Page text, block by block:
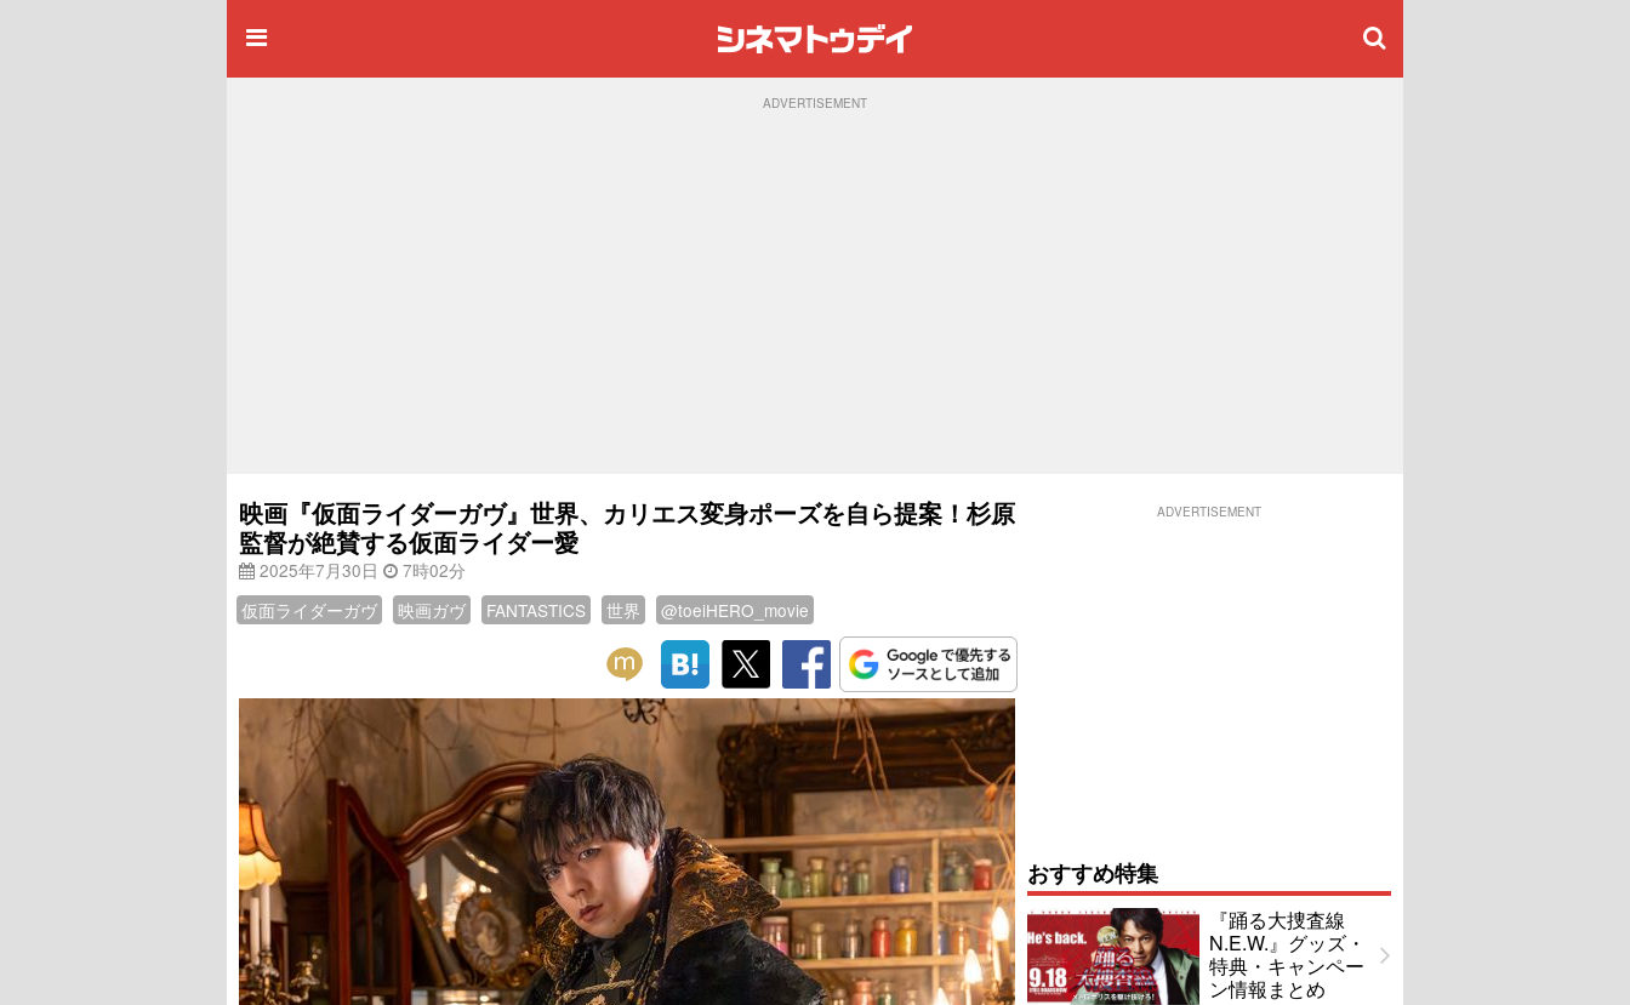
ADVERTISEMENT
映画『仮面ライダーガヴ』世界、カリエス変身ポーズを自ら提案！杉原
監督が絶賛する仮面ライダー愛
2025年7月30日
7時02分
仮面ライダーガヴ
映画ガヴ FANTASTICS 世界 @toeiHERO_movie
ADVERTISEMENT
おすすめ特集
『踊る大捜査線
N.E.W.』グッズ・
特典・キャンペー
ン情報まとめ